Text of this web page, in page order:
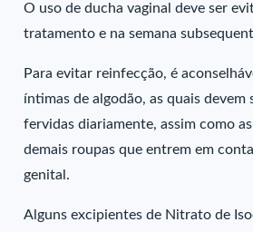
O uso de ducha vaginal deve ser
tratamento e na semana
Para evitar reinfecção, é
íntimas de algodão, as quais devem
fervidas diariamente, assim como
demais roupas que entrem em
genital.
Alguns excipientes de Nitrato de